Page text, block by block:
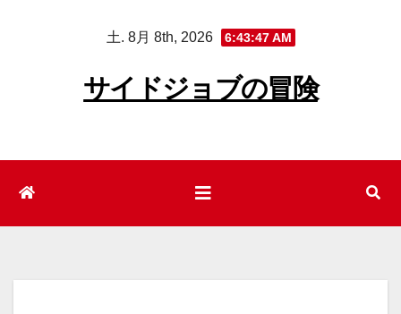
ッ
土. 8月 8th, 2026 6:43:48 AM
サイドジョブの冒険